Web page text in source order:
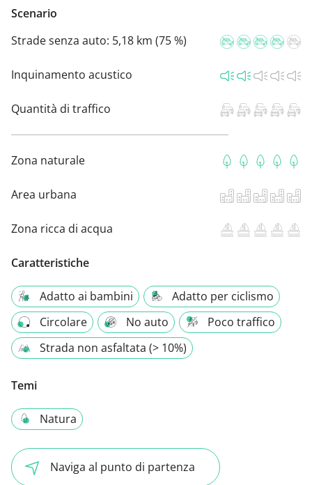
Scenario
Strade senza auto: 5,18 km (75 %)
Inquinamento acustico
Quantità di traffico
Zona naturale
Area urbana
Zona ricca di acqua
Caratteristiche
Adatto ai bambini
Adatto per ciclismo
Circolare
No auto
Poco traffico
Strada non asfaltata (> 10%)
Temi
Natura
Naviga al punto di partenza